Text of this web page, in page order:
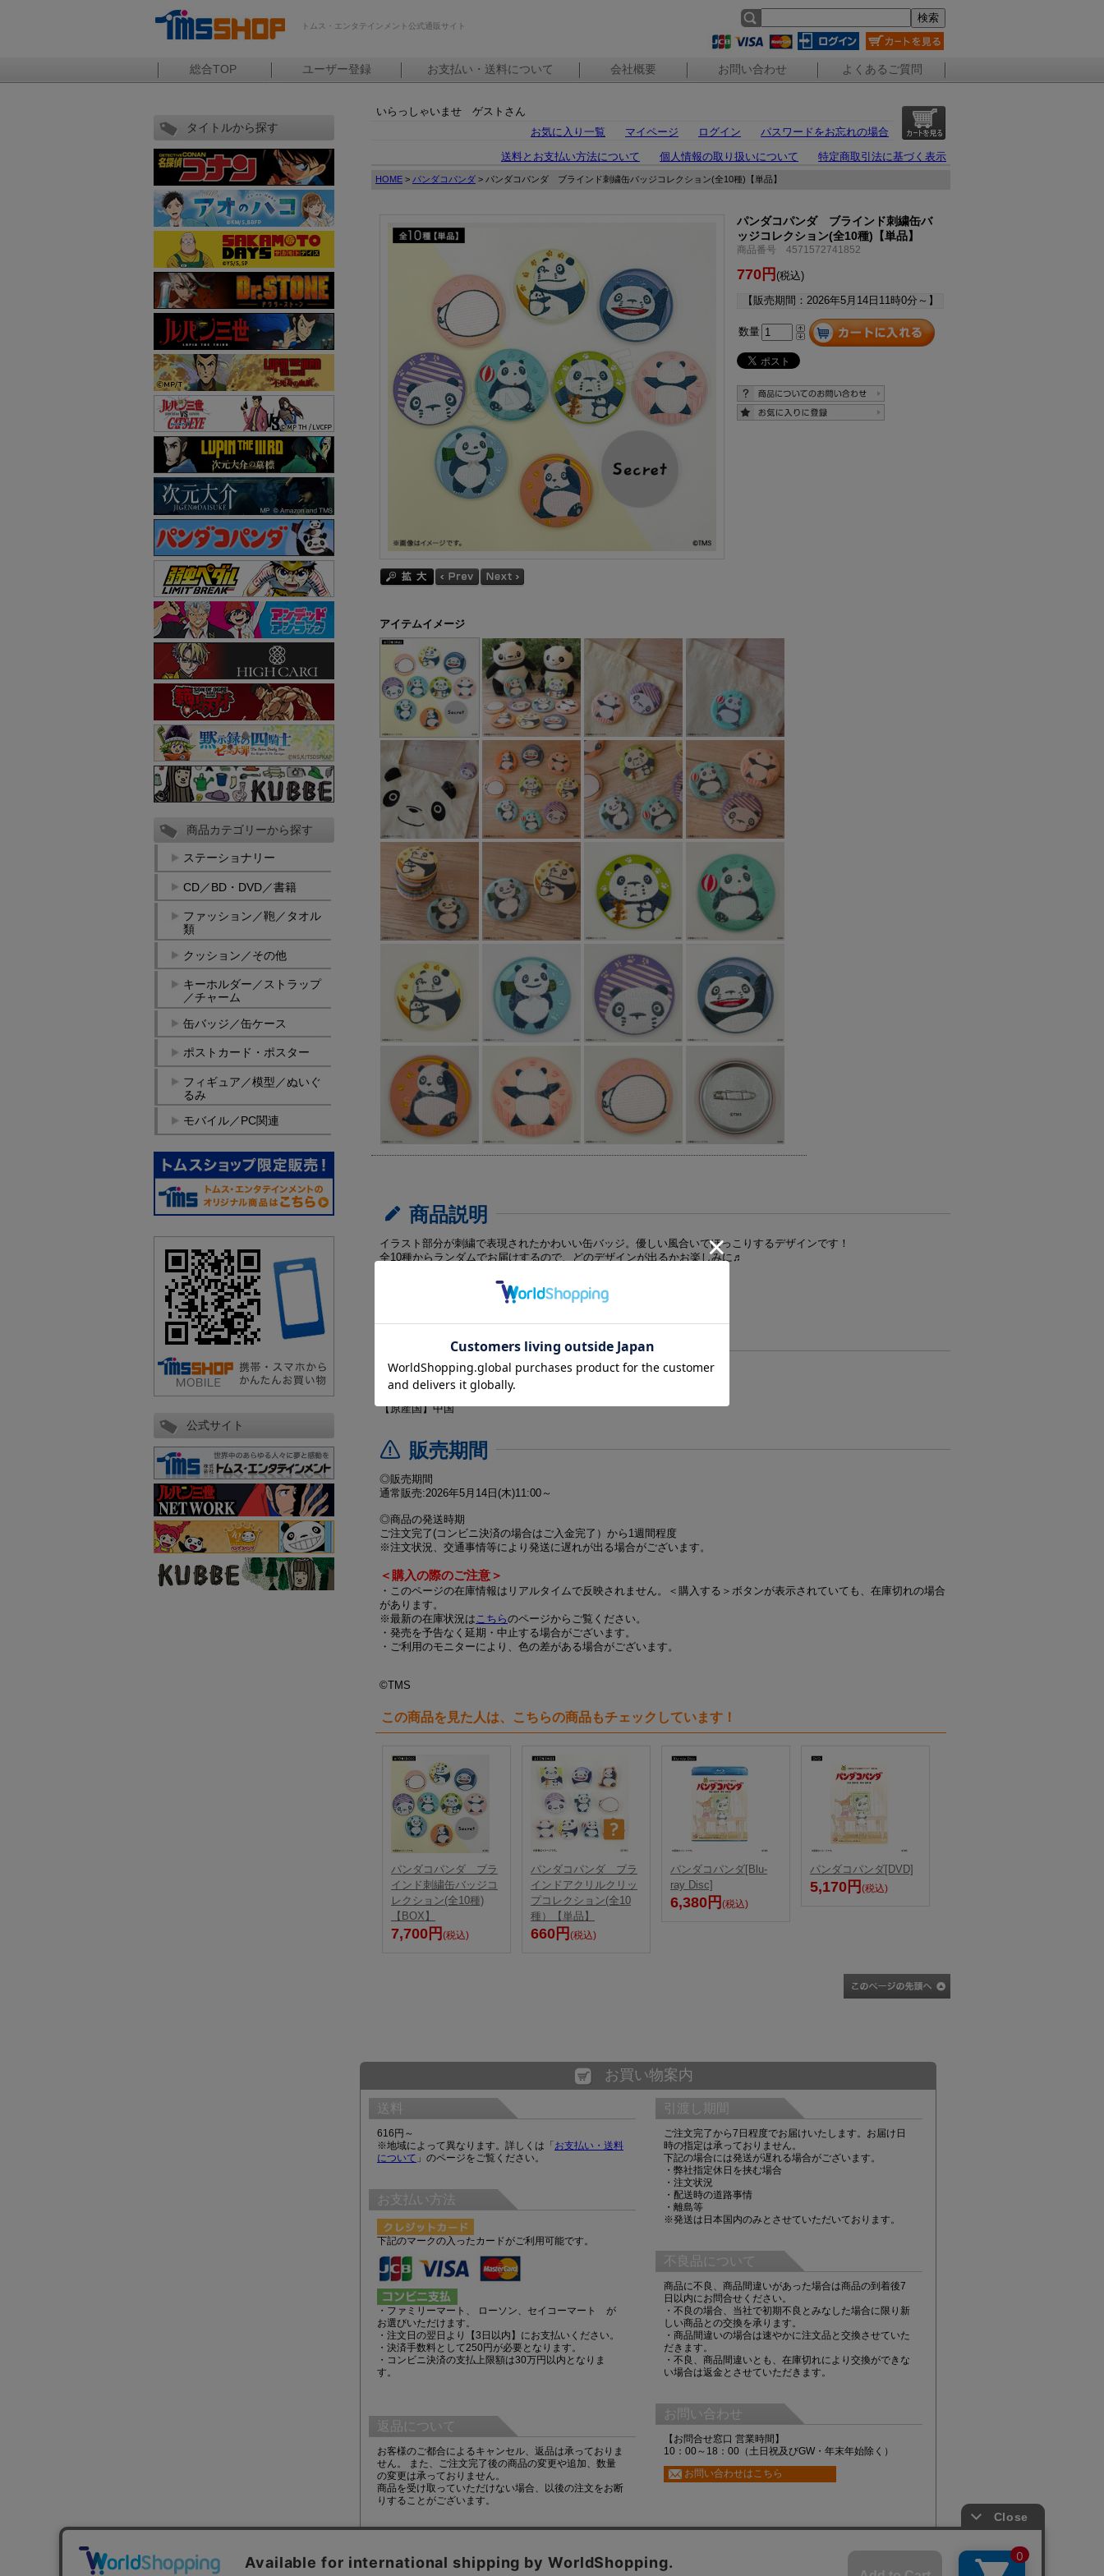
トムス・エンタテインメント公式通販サイト
総合TOP ユーザー登録 お支払い・送料について 会社概要 お問い合わせ よくあるご質問
タイトルから探す
商品カテゴリーから探す
ステーショナリー
CD／BD・DVD／書籍
ファッション／鞄／タオル
類
クッション／その他
キーホルダー／ストラップ
／チャーム
缶バッジ／缶ケース
ポストカード・ポスター
フィギュア／模型／ぬいぐ
るみ
モバイル／PC関連
公式サイト
いらっしゃいませ ゲストさん
お気に入り一覧
マイページ ログイン
パスワードをお忘れの場合
送料とお支払い方法について
個人情報の取り扱いについて 特定商取引法に基づく表示
HOME > パンダコパンダ > パンダコパンダ ブラインド刺繍缶バッジコレクション(全10種)【単品】
パンダコパンダ ブラインド刺繍缶バ
ッジコレクション(全10種)【単品】
商品番号 4571572741852
770円 (税込)
【販売期間： 2026年5月14日11時0分 ～】
数量
アイテムイメージ
商品説明
イラスト部分が刺繍で表現されたかわいい缶バッジ。優しい風合いでほっこりするデザインです！
全10種からランダムでお届けするので、どのデザインが出るかお楽しみに♬
※ランダム商品となります。絵柄はお選びいただけません。
商品仕様
【サイズ】直径約58mm
【素材】ブリキ・ポリエステル
【原産国】中国
販売期間
◎販売期間
通常販売:2026年5月14日(木)11:00～
◎商品の発送時期
ご注文完了(コンビニ決済の場合はご入金完了）から1週間程度
※注文状況、交通事情等により発送に遅れが出る場合がございます。
＜購入の際のご注意＞
・このページの在庫情報はリアルタイムで反映されません。＜購入する＞ボタンが表示されていても、在庫切れの場合
があります。
※最新の在庫状況は こちらのページからご覧ください。
・発売を予告なく延期・中止する場合がございます。
・ご利用のモニターにより、色の差がある場合がございます。
©TMS
この商品を見た人は、こちらの商品もチェックしています！
パンダコパンダ ブラ
インド刺繍缶バッジコ
レクション(全10種)
【BOX】
7,700円 (税込)
パンダコパンダ ブラ
インドアクリルクリッ
プコレクション(全10
種）【単品】
660円 (税込)
パンダコパンダ[Blu-
ray Disc]
6,380円 (税込)
パンダコパンダ[DVD]
5,170円 (税込)